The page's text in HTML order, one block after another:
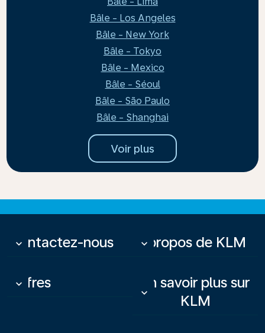
Bâle - Los Angeles
Bâle - New York
Bâle - Tokyo
Bâle - Mexico
Bâle - Séoul
Bâle - São Paulo
Bâle - Shanghai
Voir plus
Contactez-nous
keyboard_arrow_down À propos de KLM
keyboard_arrow_down
Offres
keyboard_arrow_down
En savoir plus sur
KLM
keyboard_arrow_down